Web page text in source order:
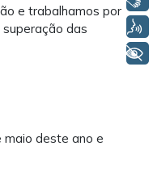
e trabalhamos por
das
maio deste ano e
Voz